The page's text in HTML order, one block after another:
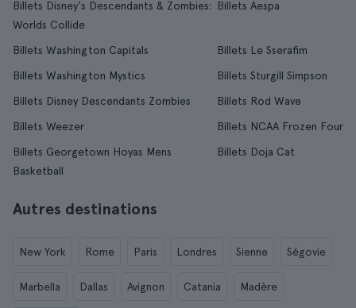
Billets Disney's Descendants & Zombies:
Worlds Collide
Billets Aespa
Billets Washington Capitals
Billets Le Sserafim
Billets Washington Mystics
Billets Sturgill Simpson
Billets Disney Descendants Zombies
Billets Rod Wave
Billets Weezer
Billets NCAA Frozen Four
Billets Georgetown Hoyas Mens
Basketball
Billets Doja Cat
Autres destinations
New York Rome Paris Londres Sienne Ségovie
Marbella Dallas Avignon Catania Madère